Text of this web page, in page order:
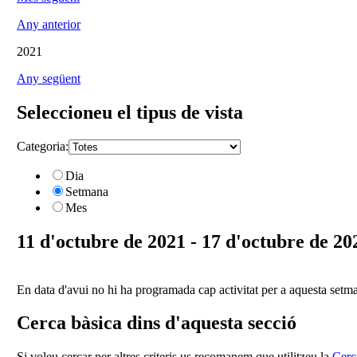
Any anterior
2021
Any següent
Seleccioneu el tipus de vista
Categoria:
Dia
Setmana
Mes
11 d'octubre de 2021 - 17 d'octubre de
En data d'avui no hi ha programada cap activitat per a aquesta
Cerca bàsica dins d'aquesta secció